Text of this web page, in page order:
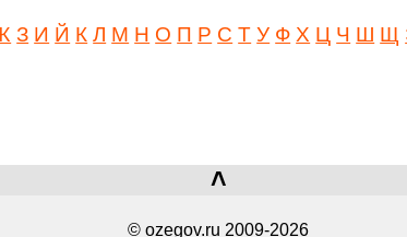
З И Й К Л М Н О П Р С Т У Ф Х Ц Ч Ш Щ
˄
© ozegov.ru 2009-2026